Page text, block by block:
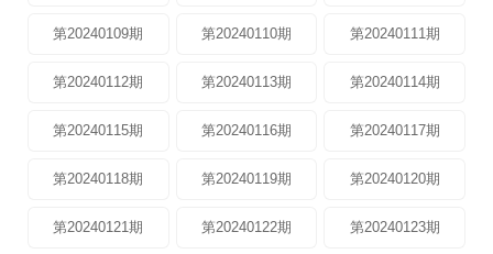
第20240109期 第20240110期 第20240111期
第20240112期 第20240113期 第20240114期
第20240115期 第20240116期 第20240117期
第20240118期 第20240119期 第20240120期
第20240121期 第20240122期 第20240123期